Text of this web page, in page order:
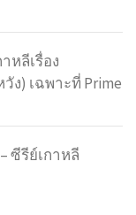
หลีเรื่อง
ง) เฉพาะที่ Prime
ซีรีย์เกาหลี